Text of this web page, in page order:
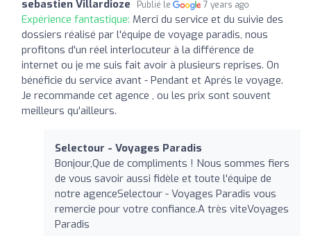
sebastien Villardioze Publié le 7 years ago
Expérience fantastique: Merci du service et du suivie des
dossiers réalisé par l'équipe de voyage paradis, nous
profitons d'un réel interlocuteur à la différence de
internet ou je me suis fait avoir à plusieurs reprises. On
bénéficie du service avant - Pendant et Aprés le voyage.
Je recommande cet agence , ou les prix sont souvent
meilleurs qu'ailleurs.
Selectour - Voyages Paradis
Bonjour,Que de compliments ! Nous sommes fiers
de vous savoir aussi fidèle et toute l'équipe de
notre agenceSelectour - Voyages Paradis vous
remercie pour votre confiance.A très viteVoyages
Paradis